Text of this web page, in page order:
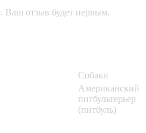
Ваш отзыв будет первым.
Собаки
Американский
питбультерьер
(питбуль)